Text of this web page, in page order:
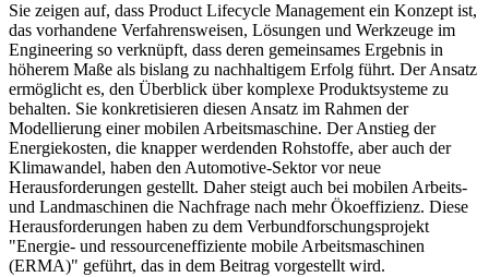
Sie zeigen auf, dass Product Lifecycle Management ein Konzept ist,
das vorhandene Verfahrensweisen, Lösungen und Werkzeuge im
Engineering so verknüpft, dass deren gemeinsames Ergebnis in
höherem Maße als bislang zu nachhaltigem Erfolg führt. Der Ansatz
ermöglicht es, den Überblick über komplexe Produktsysteme zu
behalten. Sie konkretisieren diesen Ansatz im Rahmen der
Modellierung einer mobilen Arbeitsmaschine. Der Anstieg der
Energiekosten, die knapper werdenden Rohstoffe, aber auch der
Klimawandel, haben den Automotive-Sektor vor neue
Herausforderungen gestellt. Daher steigt auch bei mobilen Arbeits-
und Landmaschinen die Nachfrage nach mehr Ökoeffizienz. Diese
Herausforderungen haben zu dem Verbundforschungsprojekt
"Energie- und ressourceneffiziente mobile Arbeitsmaschinen
(ERMA)" geführt, das in dem Beitrag vorgestellt wird.